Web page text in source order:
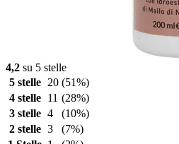
4,2 su 5 stelle
5 stelle
20 (51%)
4 stelle
11 (28%)
3 stelle 4
(10%)
2 stelle 3
(7%)